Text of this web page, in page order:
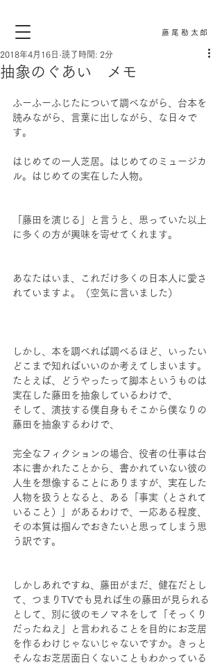
藤尾勘太郎
抽象のぐあい メモ
2018年4月16日 読了時間: 2分
ふーふーふじたについて調べながら、台本を
読みながら、言葉に出しながら、な日々で
す。
はじめての一人芝居。はじめてのミュージカ
ル。はじめての実在した人物。
「藤田を演じる」と言うと、思っていた以上
に多くの方が興味を寄せてくれます。
あなたはいま、これだけ多くの日本人に愛さ
れていますよ。（空気に言いました）
しかし、本を調べれば調べるほど、いったい
どこまで知ればいいのか考えてしまいます。
たとえば、どうやったって脚本というものは
実在した藤田を抽象しているわけで、
そして、演技する僕自身もそこから僕なりの
藤田を抽象するわけで、
完全なフィクションの場合、役者の仕事は台
本に書かれたことから、書かれていない彼の
人生を想像することにありますが、実在した
人物を扱うとなると、ある「事実（とされて
いること）」があるわけで、一応ある程度、
その本質は掴んでおきたいと思ってしまう思
う訳です。
しかしあれですね、藤田がまだ、健在だとし
て、つまりTVでも見れば生の藤田が見られる
として、別に彼のモノマネをして「そっくり
だったねえ」と言われることを目的にお芝居
を作るわけじゃないじゃないですか。きっと
そんなお芝居面白くないこともわかっている